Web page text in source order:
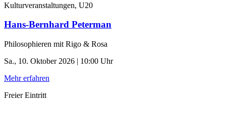
Kulturveranstaltungen, U20
Hans-Bernhard Peterman
Philosophieren mit Rigo & Rosa
Sa., 10. Oktober 2026 | 10:00 Uhr
Mehr erfahren
Freier Eintritt